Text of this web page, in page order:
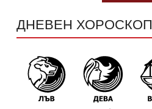
ДНЕВЕН ХОРОСКОП